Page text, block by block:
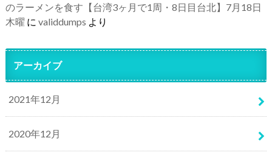
のラーメンを食す【台湾3ヶ月で1周・8日目台北】7月18日
木曜 に validdumps より
アーカイブ
2021年12月
2020年12月